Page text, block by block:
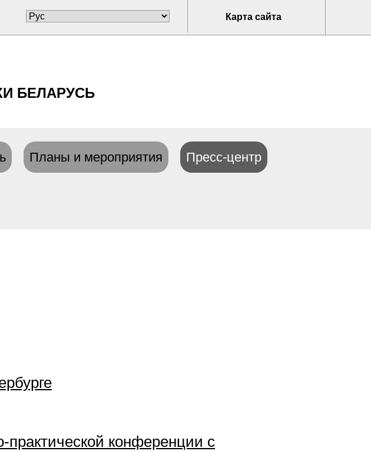
Карта сайта
БЕЛАРУСЬ
Планы и мероприятия Пресс-центр
практической конференции с